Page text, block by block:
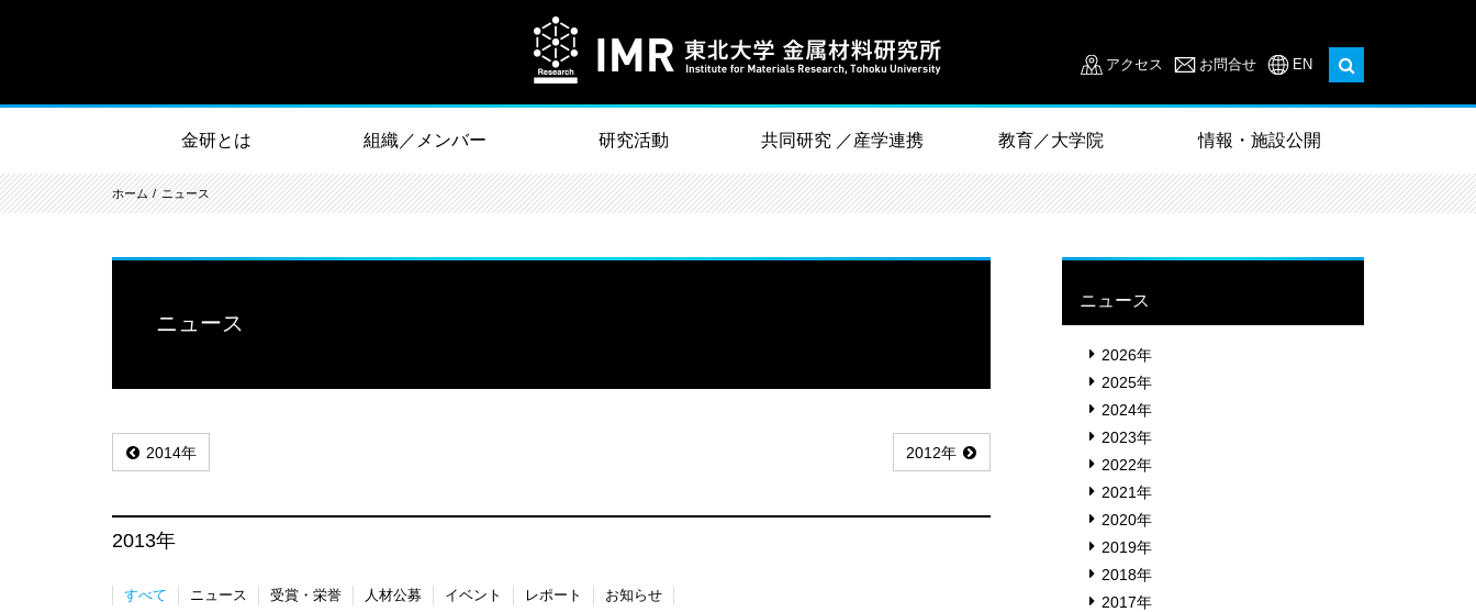
アクセス お問合せ EN
金研とは 組織／メンバー 研究活動 共同研究 ／産学連携 教育／大学院 情報・施設公開
ホーム ニュース
ニュース
2014年 2012年
2013年
すべて ニュース 受賞・栄誉 人材公募 イベント レポート お知らせ
ニュース
2026年
2025年
2024年
2023年
2022年
2021年
2020年
2019年
2018年
2017年